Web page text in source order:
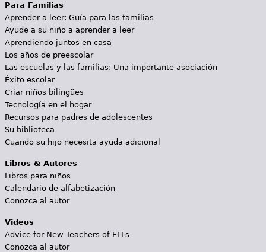
Para Familias
Aprender a leer: Guía para las familias
Ayude a su niño a aprender a leer
Aprendiendo juntos en casa
Los años de preescolar
Las escuelas y las familias: Una importante asociación
Éxito escolar
Criar niños bilingües
Tecnología en el hogar
Recursos para padres de adolescentes
Su biblioteca
Cuando su hijo necesita ayuda adicional
Libros & Autores
Libros para niños
Calendario de alfabetización
Conozca al autor
Videos
Advice for New Teachers of ELLs
Conozca al autor